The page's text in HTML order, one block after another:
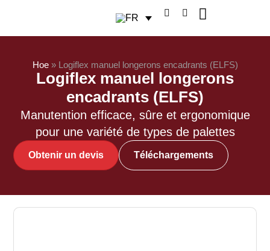
Hoe» Logiflex manuel longerons encadrants (ELFS)
Logiflex manuel longerons
encadrants (ELFS)
Manutention efficace, sûre et ergonomique
pour une variété de types de palettes
Obtenir un devis Téléchargements